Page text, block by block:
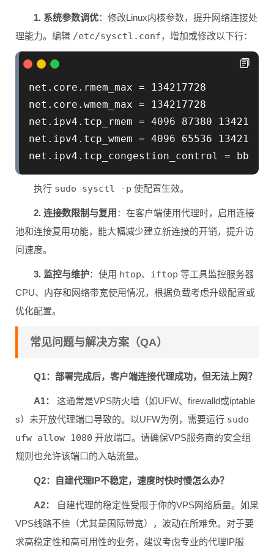
1. 系统参数调优：修改Linux内核参数，提升网络连接处
理能力。编辑 /etc/sysctl.conf，增加或修改以下行：
net.core.rmem_max = 134217728
net.core.wmem_max = 134217728
net.ipv4.tcp_rmem = 4096 87380 134217728
net.ipv4.tcp_wmem = 4096 65536 134217728
net.ipv4.tcp_congestion_control = bbr  启用
执行 sudo sysctl -p 使配置生效。
2. 连接数限制与复用 ：在客户端使用代理时，启用连接
池和连接复用功能，能大幅减少建立新连接的开销，提升访
问速度。
3. 监控与维护：使用 htop、 iftop 等工具监控服务器
CPU、内存和网络带宽使用情况，根据负载考虑升级配置或
优化配置。
常见问题与解决方案（QA）
Q1：部署完成后，客户端连接代理成功，但无法上网？
A1：
这通常是VPS防火墙（如UFW、firewalld或iptable
s）未开放代理端口导致的。以UFW为例，需要运行 sudo
ufw allow 1080 开放端口。请确保VPS服务商的安全组
规则也允许该端口的入站流量。
Q2：自建代理IP不稳定，速度时快时慢怎么办？
A2：
自建代理的稳定性受限于你的VPS网络质量。如果
VPS线路不佳（尤其是国际带宽），波动在所难免。对于要
求高稳定性和高可用性的业务，建议考虑专业的代理IP服